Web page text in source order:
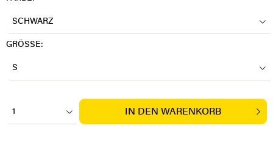
SCHWARZ
GRÖSSE:
S
1 IN DEN WARENKORB